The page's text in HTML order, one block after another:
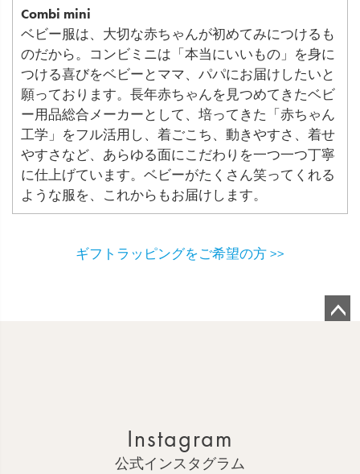
Combi mini
ベビー服は、大切な赤ちゃんが初めてみにつけるも
のだから。コンビミニは「本当にいいもの」を身に
つける喜びをベビーとママ、パパにお届けしたいと
願っております。長年赤ちゃんを見つめてきたベビ
ー用品総合メーカーとして、培ってきた「赤ちゃん
工学」をフル活用し、着ごこち、動きやすさ、着せ
やすさなど、あらゆる面にこだわりを一つ一つ丁寧
に仕上げています。ベビーがたくさん笑ってくれる
ような服を、これからもお届けします。
ギフトラッピングをご希望の方 >>
Instagram
公式インスタグラム